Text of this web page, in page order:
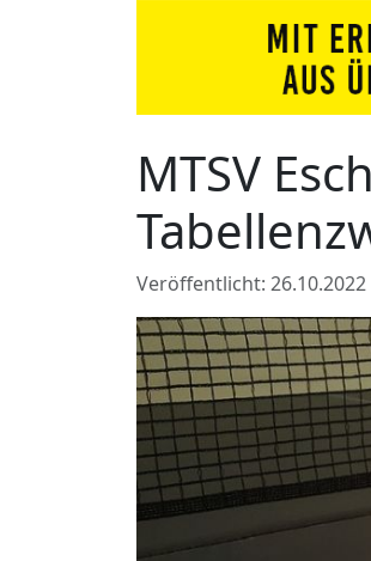
MTSV
Veröffentlicht: